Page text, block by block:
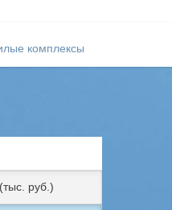
комплексы